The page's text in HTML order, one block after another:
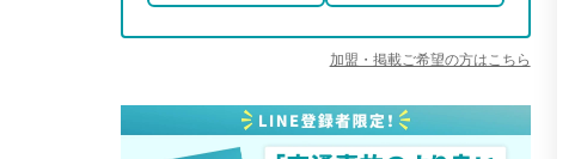
加盟・掲載ご希望の方はこちら